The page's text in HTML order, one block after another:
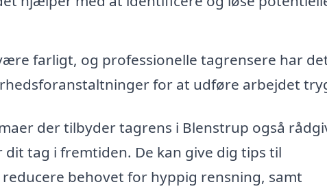
farligt, og professionelle tagrensere har
for at udføre arbejdet
der tilbyder tagrens i Blenstrup også
tag i fremtiden. De kan give dig tips til
behovet for hyppig rensning, samt